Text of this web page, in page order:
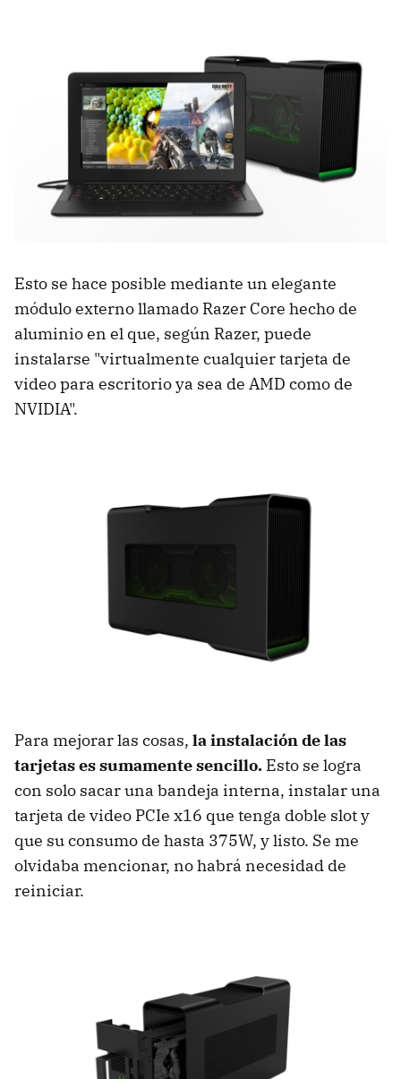
Esto se hace posible mediante un elegante
módulo externo llamado Razer Core hecho de
aluminio en el que, según Razer, puede
instalarse "virtualmente cualquier tarjeta de
video para escritorio ya sea de AMD como de
NVIDIA".
Para mejorar las cosas, la instalación de las
tarjetas es sumamente sencillo. Esto se logra
con solo sacar una bandeja interna, instalar una
tarjeta de video PCIe x16 que tenga doble slot y
que su consumo de hasta 375W, y listo. Se me
olvidaba mencionar, no habrá necesidad de
reiniciar.